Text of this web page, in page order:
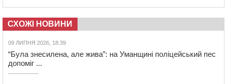
СХОЖІ НОВИНИ
09 ЛИПНЯ 2026, 18:39
“Була знесилена, але жива”: на Уманщині поліцейський пес
допоміг ...